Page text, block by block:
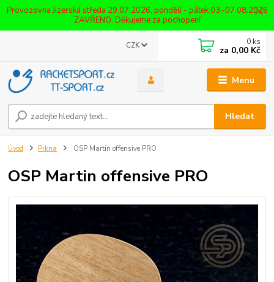
Provozovna Jizerská středa 29.07.2026, pondělí - pátek 03.-07.08.2026
ZAVŘENO. Děkujeme za pochopení
Menu
CZK
Hledat
0 ks
za 0,00 Kč
Úvod Prkna OSP Martin offensive PRO
OSP Martin offensive PRO